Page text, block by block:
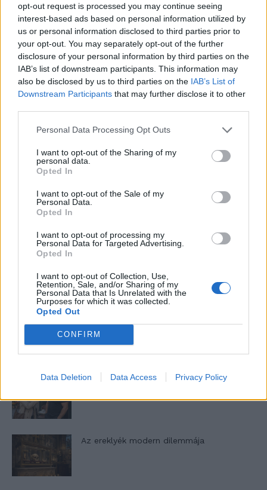
opt-out request is processed you may continue seeing
interest-based ads based on personal information utilized by
us or personal information disclosed to third parties prior to
your opt-out. You may separately opt-out of the further
disclosure of your personal information by third parties on the
IAB’s list of downstream participants. This information may
also be disclosed by us to third parties on the IAB’s List of
Downstream Participants that may further disclose it to other
Personal Data Processing Opt Outs
I want to opt-out of the Sharing of my
personal data.
Opted In
I want to opt-out of the Sale of my
Personal Data.
Opted In
I want to opt-out of processing my
Personal Data for Targeted Advertising.
Opted In
I want to opt-out of Collection, Use,
Retention, Sale, and/or Sharing of my
Personal Data that Is Unrelated with the
Purposes for which it was collected.
Opted Out
CONFIRM
Data Deletion Data Access Privacy Policy
Minka 9. rész
Máltai kaland 7.
nyílik – Villa...
A családok, akik soha nem hagyták abba
várakozást – Ha egy...
Panna és a szép szerelmek mítosza 2.
Az ereklyék modern dilemmája